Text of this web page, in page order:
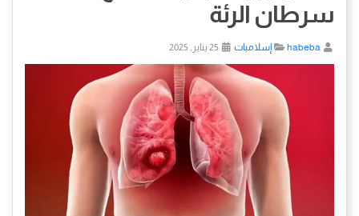
سرطان الرئة
habeba إسلاميات